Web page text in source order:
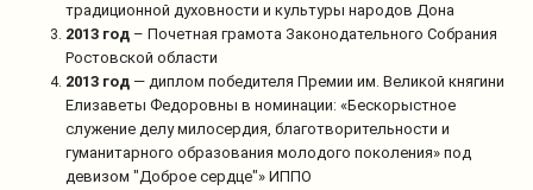
традиционной духовности и культуры народов Дона
2013 год – Почетная грамота Законодательного Собрания
Ростовской области
2013 год — диплом победителя Премии им. Великой княгини
Елизаветы Федоровны в номинации: «Бескорыстное
служение делу милосердия, благотворительности и
гуманитарного образования молодого поколения» под
девизом "Доброе сердце"» ИППО